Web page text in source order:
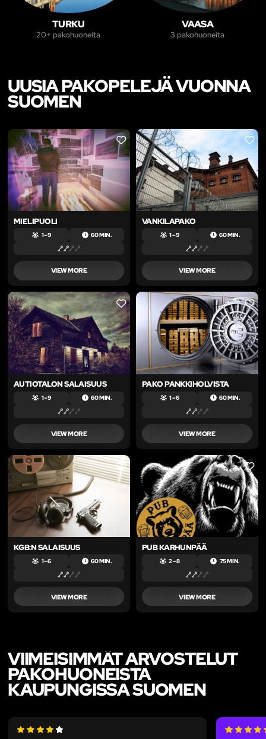
TURKU
20+ pakohuoneita
VAASA
3 pakohuoneita
UUSIA PAKOPELEJÄ VUONNA
SUOMEN
LIKE
MIELIPUOLI
1 – 9 60 MIN.
VIEW MORE
LIKE
VANKILAPAKO
1 – 9 60 MIN.
VIEW MORE
LIKE
AUTIOTALON SALAISUUS
1 – 9 60 MIN.
VIEW MORE
LIKE
PAKO PANKKIHOLVISTA
1 – 6 60 MIN.
VIEW MORE
LIKE
KGB:N SALAISUUS
1 – 6 60 MIN.
VIEW MORE
LIKE
PUB KARHUNPÄÄ
2 – 8 75 MIN.
VIEW MORE
VIIMEISIMMÄT ARVOSTELUT
PAKOHUONEISTA
KAUPUNGISSA SUOMEN